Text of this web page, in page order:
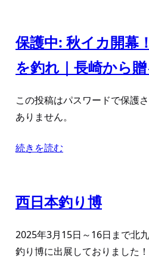
保護中: 秋イカ開幕
を釣れ｜長崎から
この投稿はパスワードで保護
ありません。
続きを読む
西日本釣り博
2025年3月15日～16日まで北
釣り博に出展しておりました